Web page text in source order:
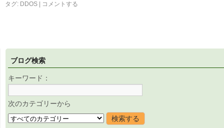
タグ: DDOS コメントする
ブログ検索
キーワード：
次のカテゴリーから